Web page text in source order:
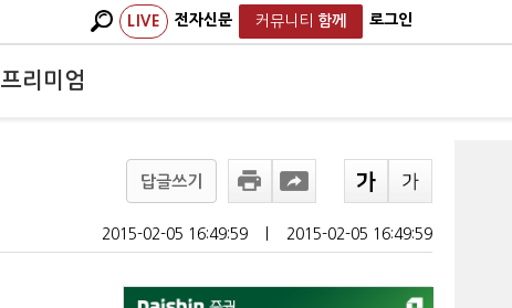
LIVE 전자신문 커뮤니티 함께 로그인
프리미엄
답글쓰기
2015-02-05 16:49:59 2015-02-05 16:49:59